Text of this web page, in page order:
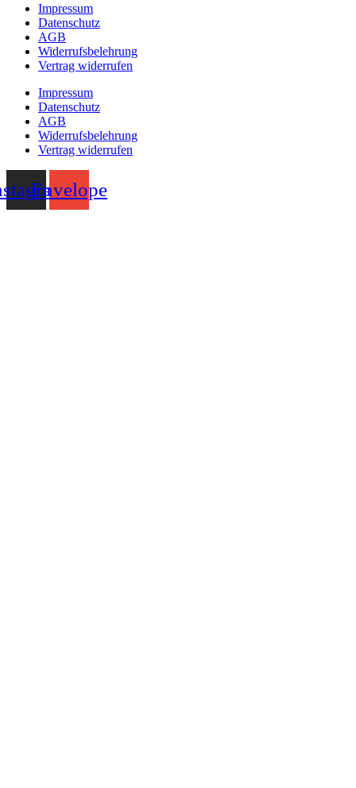
Impressum
Datenschutz
AGB
Widerrufsbelehrung
Vertrag widerrufen
Impressum
Datenschutz
AGB
Widerrufsbelehrung
Vertrag widerrufen
Envelope